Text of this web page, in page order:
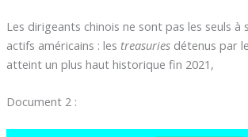
Les dirigeants chinois ne sont pas les seuls à
actifs américains : les treasuries détenus par
atteint un plus haut historique fin 2021,
Document 2 :